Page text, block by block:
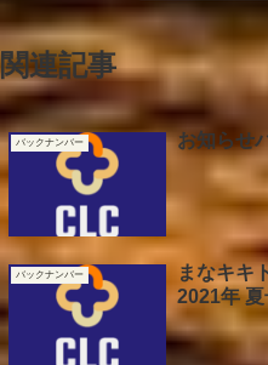
関連記事
バックナンバー お知らせ
バックナンバー
まなキキ
2021年 夏